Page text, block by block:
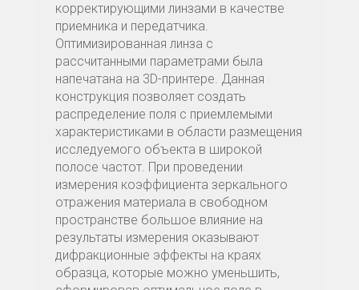
корректирующими линзами в качестве
приемника и передатчика.
Оптимизированная линза с
рассчитанными параметрами была
напечатана на 3D-принтере. Данная
конструкция позволяет создать
распределение поля с приемлемыми
характеристиками в области размещения
исследуемого объекта в широкой
полосе частот. При проведении
измерения коэффициента зеркального
отражения материала в свободном
пространстве большое влияние на
результаты измерения оказывают
дифракционные эффекты на краях
образца, которые можно уменьшить,